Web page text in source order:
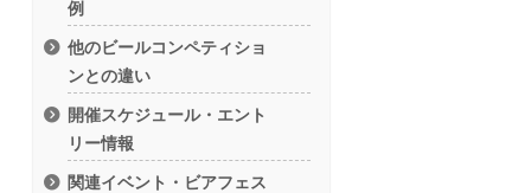
例
他のビールコンペティショ
ンとの違い
開催スケジュール・エント
リー情報
関連イベント・ビアフェス